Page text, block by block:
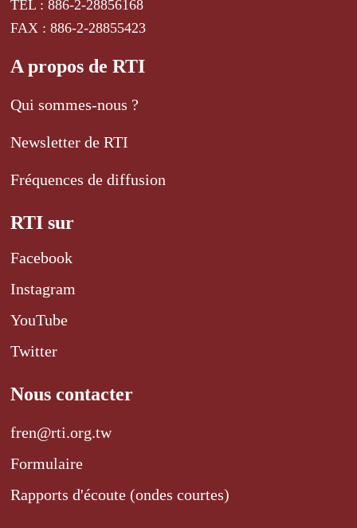
TEL : 886-2-28856168
FAX : 886-2-28855423
A propos de RTI
Qui sommes-nous ?
Newsletter de RTI
Fréquences de diffusion
RTI sur
Facebook
Instagram
YouTube
Twitter
Nous contacter
fren@rti.org.tw
Formulaire
Rapports d'écoute (ondes courtes)